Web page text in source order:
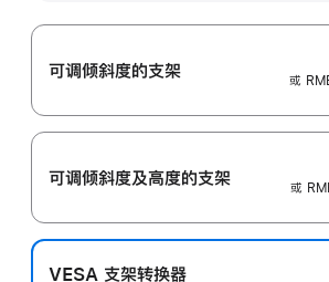
可调倾斜度的支架
或
可调倾斜度及高‍度的支‍架
或
VESA 支架转换器